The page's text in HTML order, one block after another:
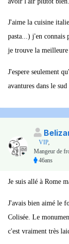
J'aime la cuisine
pasta...) j'en connais
je trouve la meilleure
J'espere seulement
avantures dans le
VIP,
Mangeur de
46ans
Je suis allé à Rome
J'avais bien aimé le
Colisée. Le
c'est vraiment très